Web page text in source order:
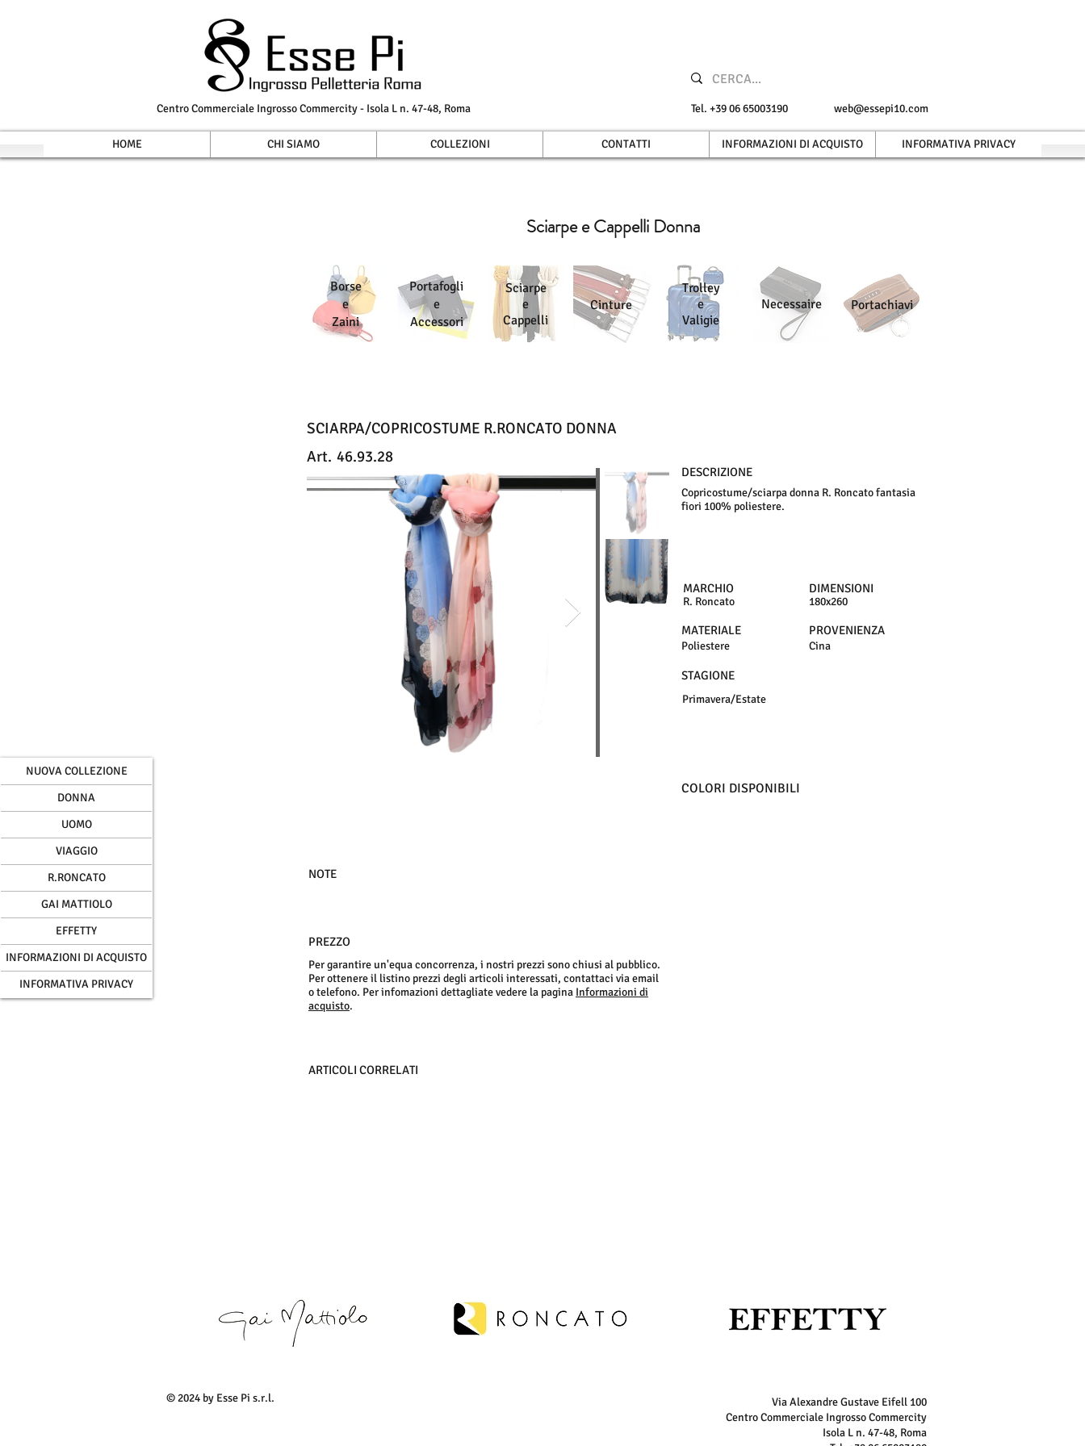
Centro Commerciale Ingrosso Commercity - Isola L n. 47-48, Roma Tel. +39 06 65003190 web@essepi10.com
HOME CHI SIAMO COLLEZIONI CONTATTI INFORMAZIONI DI ACQUISTO INFORMATIVA PRIVACY
NUOVA COLLEZIONE
DONNA
UOMO
VIAGGIO
R.RONCATO
GAI MATTIOLO
EFFETTY
INFORMAZIONI DI ACQUISTO
INFORMATIVA PRIVACY
Sciarpe e Cappelli Donna
Borse
e
Zaini
Portafogli
e
Accessori
Sciarpe
e
Cappelli
Cinture
Trolley
e
Valigie
Necessaire Portachiavi
SCIARPA/COPRICOSTUME R.RONCATO DONNA
Art. 46.93.28
DESCRIZIONE
Copricostume/sciarpa donna R. Roncato fantasia
fiori 100% poliestere.
MARCHIO DIMENSIONI
180x260
R. Roncato
MATERIALE
Poliestere
PROVENIENZA
Cina
STAGIONE
Primavera/Estate
COLORI DISPONIBILI
NOTE
PREZZO
Per garantire un'equa concorrenza, i nostri prezzi sono chiusi al pubblico.
Per ottenere il listino prezzi degli articoli interessati, contattaci via email
o telefono. Per infomazioni dettagliate vedere la pagina Informazioni di
acquisto.
ARTICOLI CORRELATI
© 2024 by Esse Pi s.r.l.
Via Alexandre Gustave Eifell 100
Centro Commerciale Ingrosso Commercity
Isola L n. 47-48, Roma